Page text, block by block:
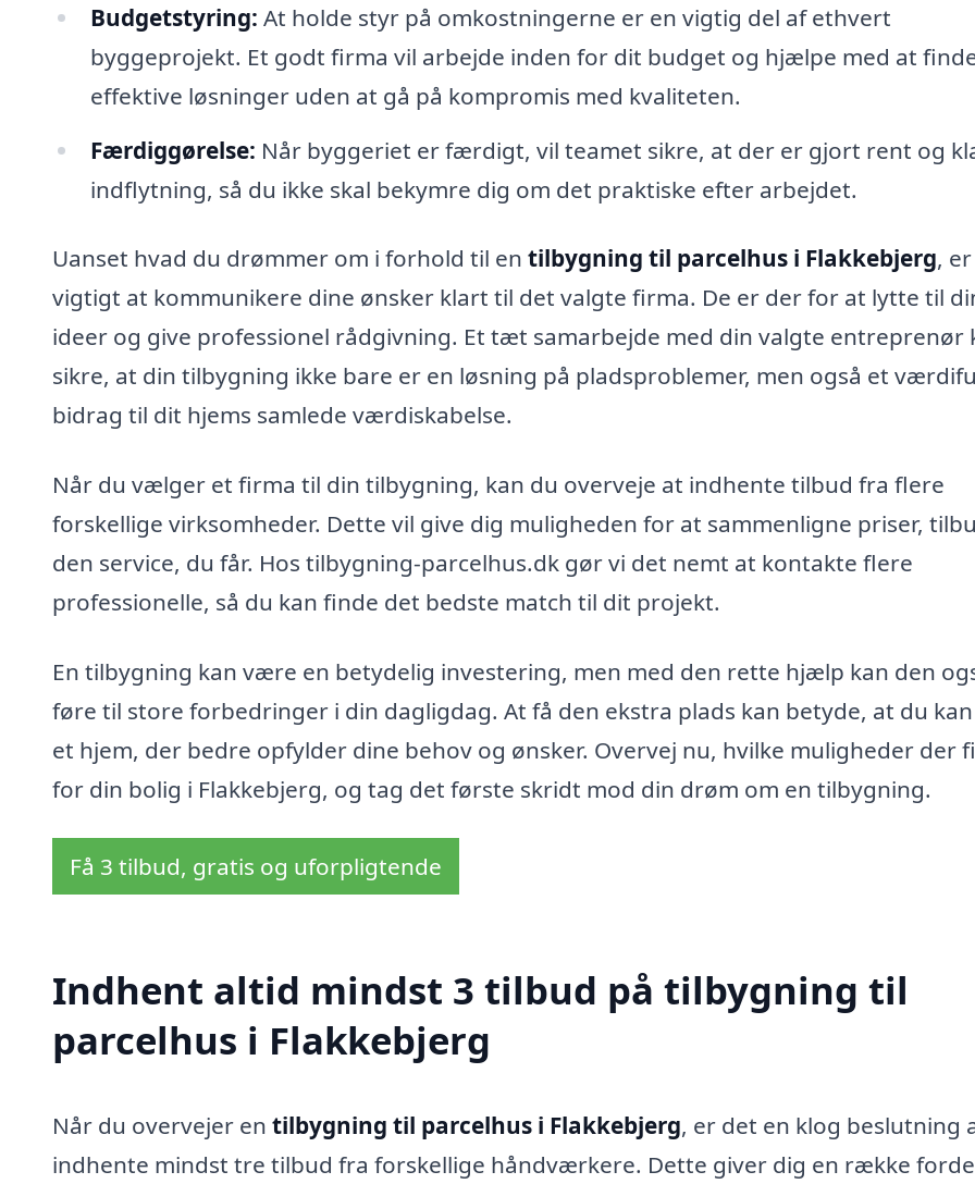
Budgetstyring: At holde styr på omkostningerne er en vigtig del af ethvert
byggeprojekt. Et godt firma vil arbejde inden for dit budget og hjælpe med at
effektive løsninger uden at gå på kompromis med kvaliteten.
Færdiggørelse: Når byggeriet er færdigt, vil teamet sikre, at der er gjort rent og
indflytning, så du ikke skal bekymre dig om det praktiske efter arbejdet.
Uanset hvad du drømmer om i forhold til en tilbygning til parcelhus i Flakkebjerg,
vigtigt at kommunikere dine ønsker klart til det valgte firma. De er der for at lytte til
ideer og give professionel rådgivning. Et tæt samarbejde med din valgte entreprenør
sikre, at din tilbygning ikke bare er en løsning på pladsproblemer, men også et
bidrag til dit hjems samlede værdiskabelse.
Når du vælger et firma til din tilbygning, kan du overveje at indhente tilbud fra flere
forskellige virksomheder. Dette vil give dig muligheden for at sammenligne priser,
den service, du får. Hos tilbygning-parcelhus.dk gør vi det nemt at kontakte flere
professionelle, så du kan finde det bedste match til dit projekt.
En tilbygning kan være en betydelig investering, men med den rette hjælp kan den
føre til store forbedringer i din dagligdag. At få den ekstra plads kan betyde, at du
et hjem, der bedre opfylder dine behov og ønsker. Overvej nu, hvilke muligheder der
for din bolig i Flakkebjerg, og tag det første skridt mod din drøm om en tilbygning.
Få 3 tilbud, gratis og uforpligtende
Indhent altid mindst 3 tilbud på tilbygning til
parcelhus i Flakkebjerg
Når du overvejer en tilbygning til parcelhus i Flakkebjerg, er det en klog beslutning
indhente mindst tre tilbud fra forskellige håndværkere. Dette giver dig en række